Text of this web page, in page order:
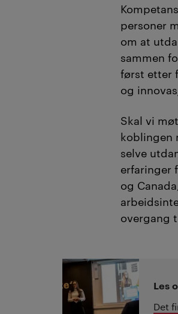
personer
om at
sammen
først etter
og
Skal vi
koblingen
selve
erfaringer
og
overgang
Les
Det